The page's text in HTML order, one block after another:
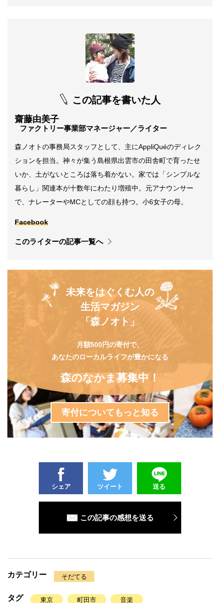
この記事を書いた人
齋藤由美子
ファクトリー事業部マネージャー／ライター
森ノオトの事務局スタッフとして、主にAppliQuéのディレク
ションを担当。神々が集う島根県出雲市の田舎町で育ったせ
いか、土がないところは落ち着かない。家では「シンプルな
暮らし」関連本が十数年にわたり増殖中。元アナウンサー
で、ナレーターやMCとしての顔も持つ。小6女子の母。
Facebook
このライターの記事一覧へ
未来をはぐくむ人の
生活マガジン
「森ノオト」
月額500円の寄付で、
あなたのローカルライフが豊かになる
森のなかま募集中！
寄付についてもっと知る
シェア ツイート 送る
この記事の感想を送る
カテゴリー そだてる
タグ 東京 町田市 音楽